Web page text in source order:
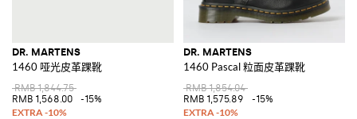
DR. MARTENS
1460 哑光皮革踝靴
RMB 1,844.75
RMB 1,568.00
-15%
DR. MARTENS
1460 Pascal 粒面皮革踝靴
RMB 1,854.04
RMB 1,575.89
-15%